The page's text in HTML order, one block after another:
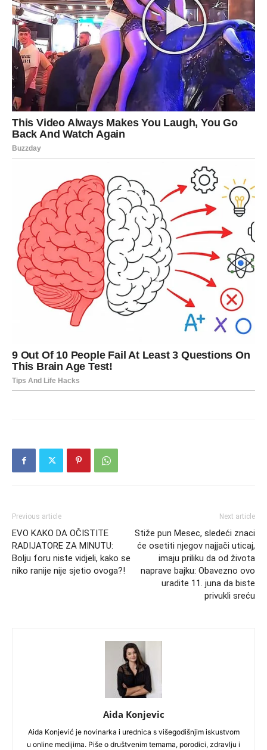
Previous article
EVO KAKO DA OČISTITE
RADIJATORE ZA MINUTU:
Bolju foru niste vidjeli, kako se
niko ranije nije sjetio ovoga?!
Next article
Stiže pun Mesec, sledeći znaci
će osetiti njegov najjači uticaj,
imaju priliku da od života
naprave bajku: Obavezno ovo
uradite 11. juna da biste
privukli sreću
Aida Konjevic
Aida Konjević je novinarka i urednica s višegodišnjim iskustvom
u online medijima. Piše o društvenim temama, porodici, zdravlju i